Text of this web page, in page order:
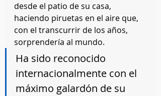
desde el patio de su casa,
haciendo piruetas en el aire que,
con el transcurrir de los años,
sorprendería al mundo.
Ha sido reconocido
internacionalmente con el
máximo galardón de su